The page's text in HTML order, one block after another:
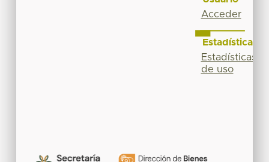
Acceder
Estadísticas
Estadísticas
de uso